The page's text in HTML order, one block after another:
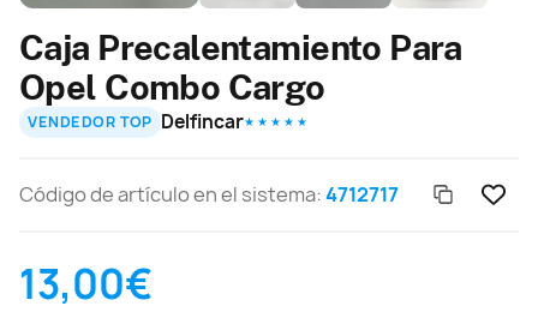
Caja Precalentamiento Para
Opel Combo Cargo
VENDEDOR TOP Delfincar★ ★ ★ ★ ★
Código de artículo en el sistema:4712717
13,00€